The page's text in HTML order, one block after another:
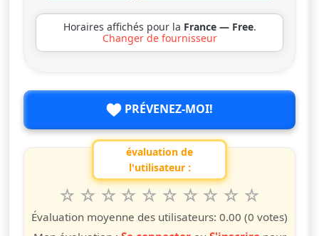
Horaires affichés pour la France — Free.
Changer de fournisseur
PRÉVENEZ-MOI!
évaluation de
l'utilisateur :
questo spettacolo da 1 a 10 étoiles
10
étoiles
9
étoiles
8
étoiles
7
étoiles
6
étoiles
5
étoiles
4
étoiles
3
étoiles
2
étoiles
étoile
Évaluation moyenne des utilisateurs: 0.00 (0 votes)